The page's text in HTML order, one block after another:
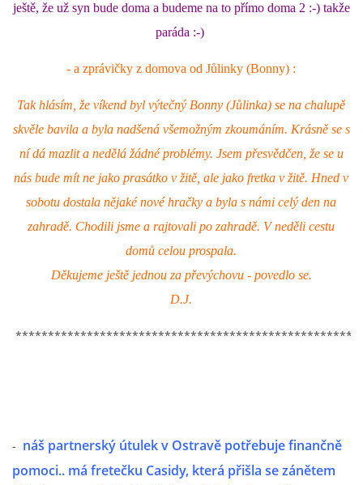
SLUŽBY
HISTORIE - 2010 - 2020
JAK NÁM POMOCI - POMÁHAJÍ NÁM :-)
Fretky Boleslav, z.s.
Nahoru ↑
ještě, že už syn bude doma a budeme na to přímo doma 2 :-) takže
paráda :-)
- a zprávičky z domova od Jůlinky (Bonny) :
Tak hlásím, že víkend byl výtečný Bonny (Jůlinka) se na chalupě
skvěle bavila a byla nadšená všemožným zkoumáním. Krásně se s
ní dá mazlit a nedělá žádné problémy. Jsem přesvědčen, že se u
nás bude mít ne jako prasátko v žitě, ale jako fretka v žitě. Hned v
sobotu dostala nějaké nové hračky a byla s námi celý den na
zahradě. Chodili jsme a rajtovali po zahradě. V neděli cestu
domů celou prospala.
Děkujeme ještě jednou za převýchovu - povedlo se.
D.J.
- náš partnerský útulek v Ostravě potřebuje finančně
pomoci.. má fretečku Casidy, která přišla se zánětem